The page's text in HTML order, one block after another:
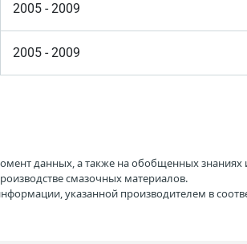
2005 - 2009
2005 - 2009
данных, а также на обобщенных знаниях
смазочных материалов.
указанной производителем в